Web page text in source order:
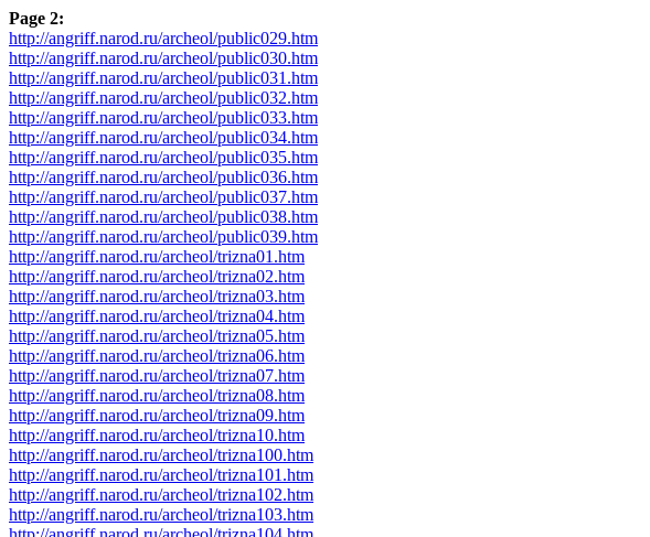
Page 2:
http://angriff.narod.ru/archeol/public029.htm
http://angriff.narod.ru/archeol/public030.htm
http://angriff.narod.ru/archeol/public031.htm
http://angriff.narod.ru/archeol/public032.htm
http://angriff.narod.ru/archeol/public033.htm
http://angriff.narod.ru/archeol/public034.htm
http://angriff.narod.ru/archeol/public035.htm
http://angriff.narod.ru/archeol/public036.htm
http://angriff.narod.ru/archeol/public037.htm
http://angriff.narod.ru/archeol/public038.htm
http://angriff.narod.ru/archeol/public039.htm
http://angriff.narod.ru/archeol/trizna01.htm
http://angriff.narod.ru/archeol/trizna02.htm
http://angriff.narod.ru/archeol/trizna03.htm
http://angriff.narod.ru/archeol/trizna04.htm
http://angriff.narod.ru/archeol/trizna05.htm
http://angriff.narod.ru/archeol/trizna06.htm
http://angriff.narod.ru/archeol/trizna07.htm
http://angriff.narod.ru/archeol/trizna08.htm
http://angriff.narod.ru/archeol/trizna09.htm
http://angriff.narod.ru/archeol/trizna10.htm
http://angriff.narod.ru/archeol/trizna100.htm
http://angriff.narod.ru/archeol/trizna101.htm
http://angriff.narod.ru/archeol/trizna102.htm
http://angriff.narod.ru/archeol/trizna103.htm